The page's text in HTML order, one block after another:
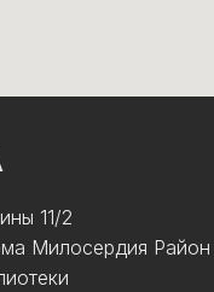
11/2
Милосердия Район